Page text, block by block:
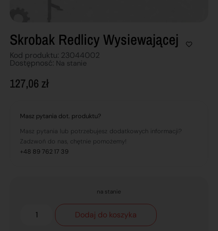
Skrobak Redlicy Wysiewającej
Kod produktu: 23044002
Dostępnosć: Na stanie
127,06 zł
Masz pytania dot. produktu?
Masz pytania lub potrzebujesz dodatkowych informacji?
Zadzwoń do nas, chętnie pomożemy!
+48 89 762 17 39
na stanie
Dodaj do koszyka